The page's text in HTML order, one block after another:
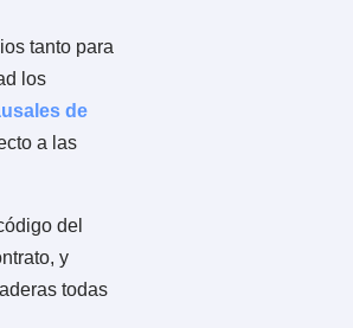
por la cual el
una remuneración